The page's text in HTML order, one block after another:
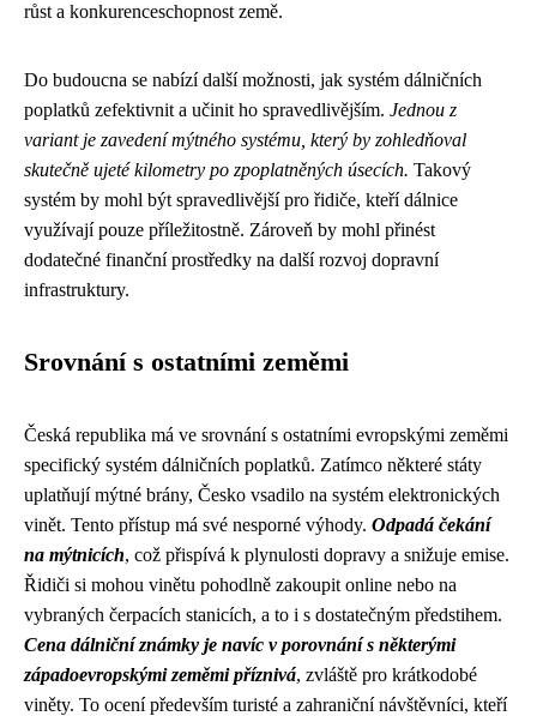
růst a konkurenceschopnost země.
Do budoucna se nabízí další možnosti, jak systém dálničních
poplatků zefektivnit a učinit ho spravedlivějším. Jednou z
variant je zavedení mýtného systému, který by zohledňoval
skutečně ujeté kilometry po zpoplatněných úsecích. Takový
systém by mohl být spravedlivější pro řidiče, kteří dálnice
využívají pouze příležitostně. Zároveň by mohl přinést
dodatečné finanční prostředky na další rozvoj dopravní
infrastruktury.
Srovnání s ostatními zeměmi
Česká republika má ve srovnání s ostatními evropskými zeměmi
specifický systém dálničních poplatků. Zatímco některé státy
uplatňují mýtné brány, Česko vsadilo na systém elektronických
vinět. Tento přístup má své nesporné výhody. Odpadá čekání
na mýtnicích, což přispívá k plynulosti dopravy a snižuje emise.
Řidiči si mohou vinětu pohodlně zakoupit online nebo na
vybraných čerpacích stanicích, a to i s dostatečným předstihem.
Cena dálniční známky je navíc v porovnání s některými
západoevropskými zeměmi příznivá, zvláště pro krátkodobé
viněty. To ocení především turisté a zahraniční návštěvníci, kteří